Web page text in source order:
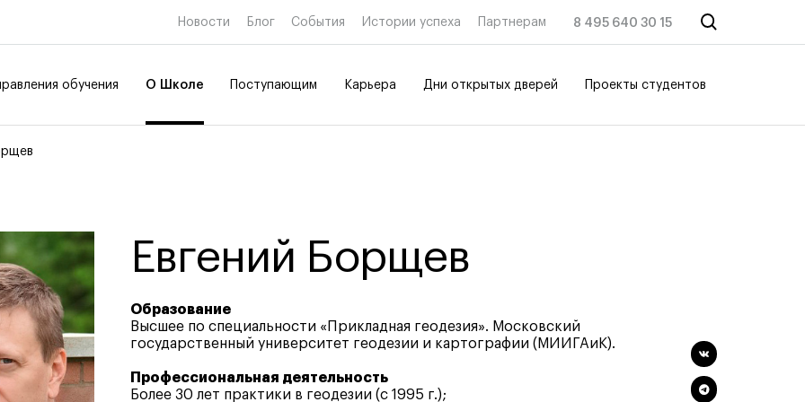
Новости Блог События Истории успеха Партнерам 8 495 640 30 15
обучения О Школе Поступающим Карьера Дни открытых дверей Проекты студентов
и дизайн
и маркетинг
цифровой дизайн
Иллюстрация
Мода и стиль
Ювелирный дизайн
Сценография
Промышленный и предметный
интерьера
Дизайн одежды
живопись
UX/UI-дизайн
Все онлайн-
Лайфстайл
Навыки
предпринимателя
дверей
дверей
дверей
дверей
Евгений Борщев
Образование
Высшее по специальности «Прикладная геодезия». Московский
государственный университет геодезии и картографии (МИИГАиК).
Профессиональная деятельность
Более 30 лет практики в геодезии (с 1995 г.);